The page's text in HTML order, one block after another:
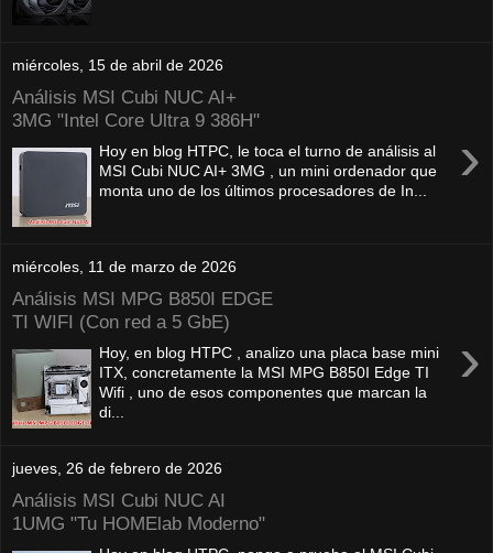
miércoles, 15 de abril de 2026
Análisis MSI Cubi NUC AI+
3MG "Intel Core Ultra 9 386H"
›
Hoy en blog HTPC, le toca el turno de análisis al
MSI Cubi NUC AI+ 3MG , un mini ordenador que
monta uno de los últimos procesadores de In...
miércoles, 11 de marzo de 2026
Análisis MSI MPG B850I EDGE
TI WIFI (Con red a 5 GbE)
›
Hoy, en blog HTPC , analizo una placa base mini
ITX, concretamente la MSI MPG B850I Edge TI
Wifi , uno de esos componentes que marcan la
di...
jueves, 26 de febrero de 2026
Análisis MSI Cubi NUC AI
1UMG "Tu HOMElab Moderno"